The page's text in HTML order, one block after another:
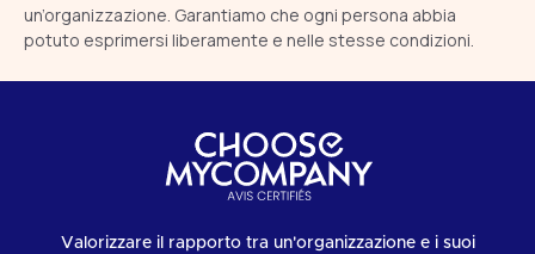
un’organizzazione. Garantiamo che ogni persona abbia
potuto esprimersi liberamente e nelle stesse condizioni.
Valorizzare il rapporto tra un'organizzazione e i suoi